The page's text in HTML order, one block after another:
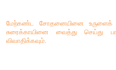
2. இக் குழியில் அடர்
குறிக்க வேண்டும்